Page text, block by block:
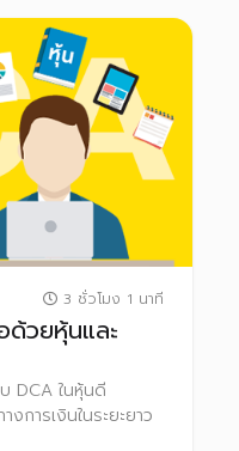
3 ชั่วโมง 1 นาที
ด้วยหุ้นและ
DCA ในหุ้นดี
การเงินในระยะยาว